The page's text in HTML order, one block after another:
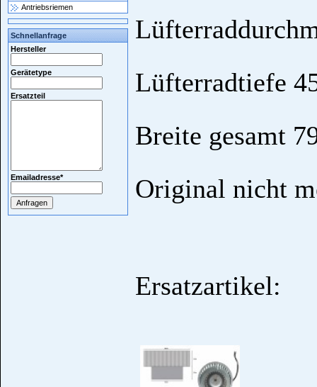
Antriebsriemen
Schnellanfrage
Hersteller
Gerätetype
Ersatzteil
Emailadresse*
Lüfterradtiefe
Breite gesamt
Original nicht
Ersatzartikel: